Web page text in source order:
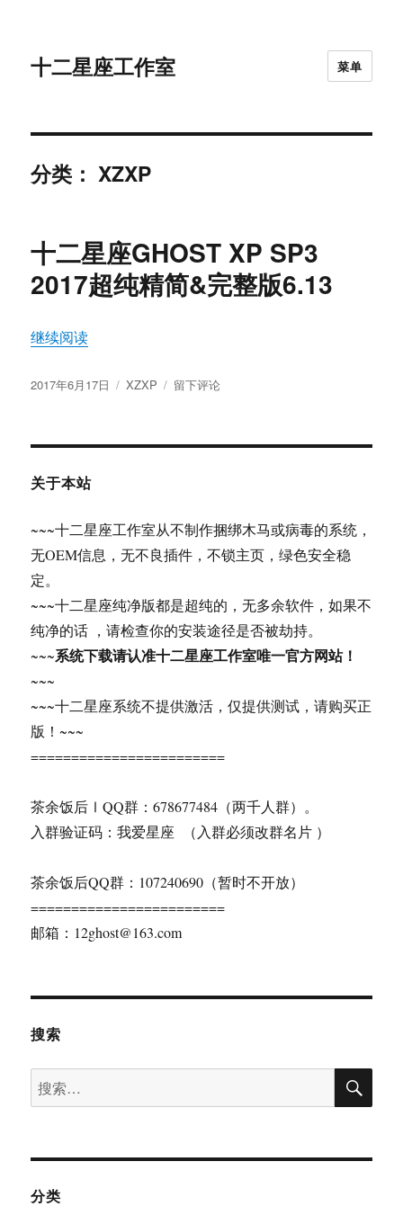
十二星座工作室 菜单
分类：XZXP
十二星座GHOST XP SP3
2017超纯精简&完整版6.13
继续阅读“十二星座GHOST XP SP3 2017超纯精简&完整版
发
2017年6月17日
分
XZXP
于
星
2017
超
简
&
完
整
6.13
留下评论
关于本站
~~~十二星座工作室从不制作捆绑木马或病毒的系统，
无OEM信息，无不良插件，不锁主页，绿色安全稳
定。
~~~十二星座纯净版都是超纯的，无多余软件，如果不
纯净的话 ，请检查你的安装途径是否被劫持。
~~~系统下载请认准十二星座工作室唯一官方网站！
~~~
~~~十二星座系统不提供激活，仅提供测试，请购买正
版！~~~
========================
茶余饭后ⅠQQ群：678677484（两千人群）。
入群验证码：我爱星座 （入群必须改群名片 ）
茶余饭后QQ群：107240690（暂时不开放）
========================
邮箱：12ghost@163.com
搜索
搜
索：
搜
分类